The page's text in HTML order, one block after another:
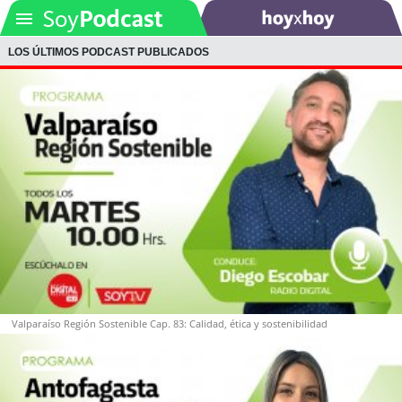
SOYTV
Podcast
Actualidad
Entretención
Economía
Deportes
Tecnología
LOS ÚLTIMOS PODCAST PUBLICADOS
Valparaíso Región Sostenible Cap. 83: Calidad, ética y sostenibilidad